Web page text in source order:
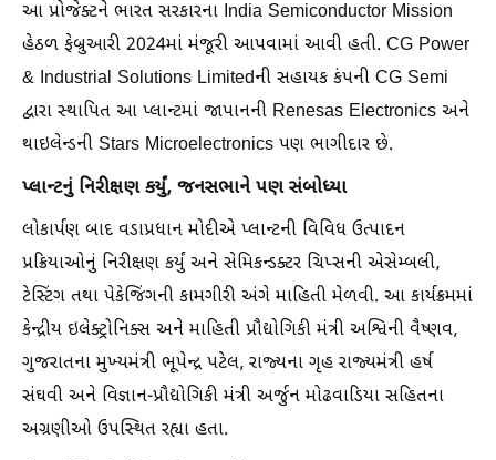
આ પ્રોજેક્ટને ભારત સરકારના India Semiconductor Mission
હેઠળ ફેબ્રુઆરી 2024માં મંજૂરી આપવામાં આવી હતી. CG Power
& Industrial Solutions Limitedની સહાયક કંપની CG Semi
દ્વારા સ્થાપિત આ પ્લાન્ટમાં જાપાનની Renesas Electronics અને
થાઇલેન્ડની Stars Microelectronics પણ ભાગીદાર છે.
પ્લાન્ટનું નિરીક્ષણ કર્યું, જનસભાને પણ સંબોધ્યા
લોકાર્પણ બાદ વડાપ્રધાન મોદીએ પ્લાન્ટની વિવિધ ઉત્પાદન
પ્રક્રિયાઓનું નિરીક્ષણ કર્યું અને સેમિકન્ડક્ટર ચિપ્સની એસેમ્બલી,
ટેસ્ટિંગ તથા પેકેજિંગની કામગીરી અંગે માહિતી મેળવી. આ કાર્યક્રમમાં
કેન્દ્રીય ઇલેક્ટ્રોનિક્સ અને માહિતી પ્રૌદ્યોગિકી મંત્રી અશ્વિની વૈષ્ણવ,
ગુજરાતના મુખ્યમંત્રી ભૂપેન્દ્ર પટેલ, રાજ્યના ગૃહ રાજ્યમંત્રી હર્ષ
સંઘવી અને વિજ્ઞાન-પ્રૌદ્યોગિકી મંત્રી અર્જુન મોઢવાડિયા સહિતના
અગ્રણીઓ ઉપસ્થિત રહ્યા હતા.